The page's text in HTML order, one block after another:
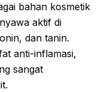
bahan kosmetik
aktif di
dan tanin.
anti-inflamasi,
sangat